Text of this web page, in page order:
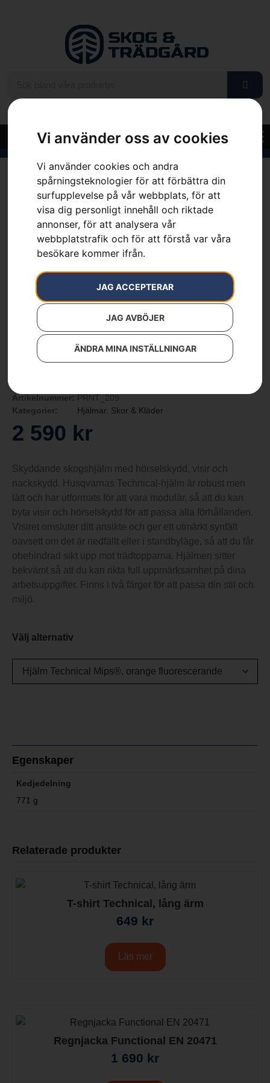
Vi använder oss av cookies
Vi använder cookies och andra
spårningsteknologier för att förbättra din
surfupplevelse på vår webbplats, för att
visa dig personligt innehåll och riktade
annonser, för att analysera vår
webbplatstrafik och för att förstå var våra
besökare kommer ifrån.
JAG ACCEPTERAR
JAG AVBÖJER
ÄNDRA MINA INSTÄLLNINGAR
»Sortiment»Husqvarna skogshjälm, Technical Mips®
Husqvarna skogshjälm,
Artikelnummer: PRNT_209
Kategorier:
Hjälmar Skor & Kläder
2 590 kr
Skyddande skogshjälm med hörselskydd, visir och
nackskydd. Husqvarnas Technical-hjälm är robust men
lätt och har utformats för att vara modulär, så att du kan
byta visir och hörselskydd för att passa alla förhållanden.
Visiret omsluter ditt ansikte och ger ett utmärkt synfält
oavsett om det är nedfällt eller i standbyläge, så att du får
obehindrad sikt upp mot trädtopparna. Hjälmen sitter
bekvämt så att du kan rikta full uppmärksamhet på dina
arbetsuppgifter. Finns i två färger för att passa din stil och
miljö.
Välj alternativ
Egenskaper
Kedjedelning
771 g
Relaterade produkter
T-shirt Technical, lång ärm
649 kr
Läs mer
Regnjacka Functional EN 20471
1 690 kr